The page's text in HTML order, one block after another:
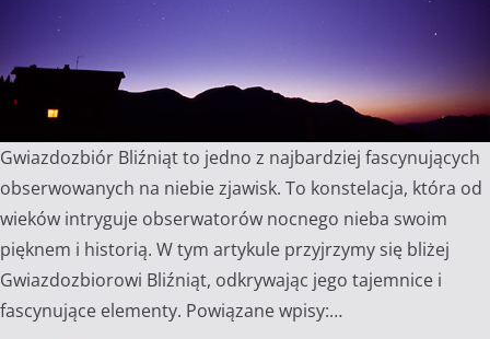
Gwiazdozbiór Bliźniąt to jedno z najbardziej fascynujących
obserwowanych na niebie zjawisk. To konstelacja, która od
wieków intryguje obserwatorów nocnego nieba swoim
pięknem i historią. W tym artykule przyjrzymy się bliżej
Gwiazdozbiorowi Bliźniąt, odkrywając jego tajemnice i
fascynujące elementy. Powiązane wpisy:…